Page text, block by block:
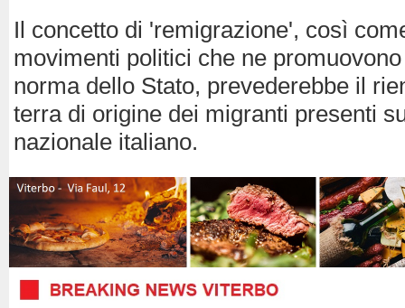
Il concetto di 'remigrazione', così
movimenti politici che ne
norma dello Stato, prevederebbe il
terra di origine dei migranti presenti
nazionale italiano.